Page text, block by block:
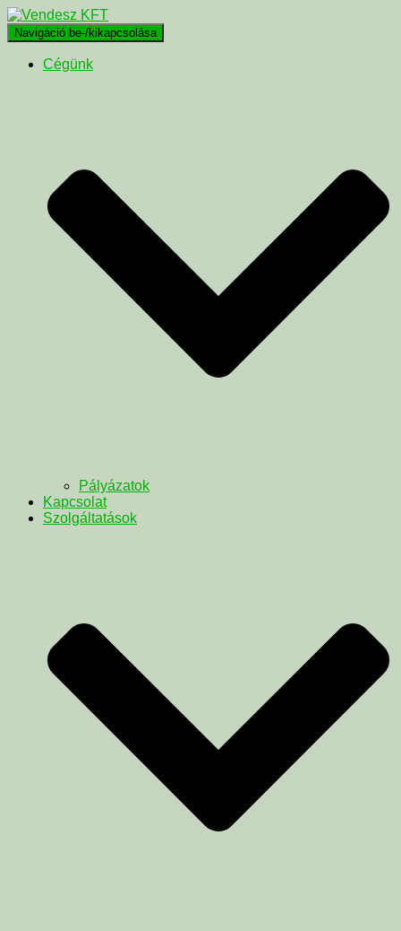
Navigáció be-/kikapcsolása
Cégünk
Pályázatok
Kapcsolat
Szolgáltatások